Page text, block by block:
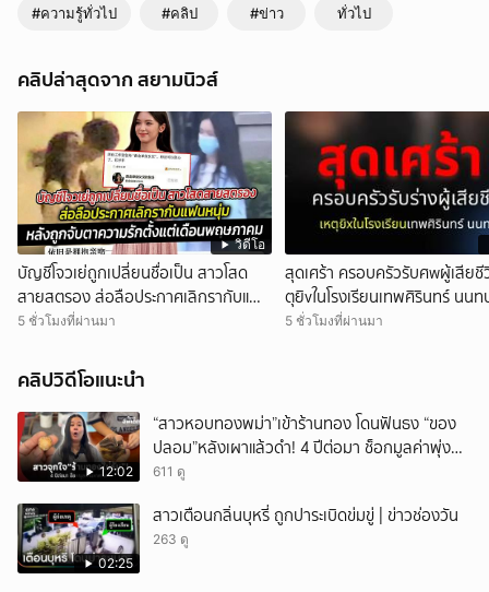
#ความรู้ทั่วไป #คลิป #ข่าว ทั่วไป
คลิปล่าสุดจาก สยามนิวส์
วิดีโอ
บัญชีโจวเย่ถูกเปลี่ยนชื่อเป็น สาวโสด
สายสตรอง ส่อลือประกาศเลิกรากับแฟน
หนุ่ม
5 ชั่วโมงที่ผ่านมา
สุดเศร้า ครอบครัวรับศwผู้เสียชี
ตุยิvในโรงเรียนเทพศิรินทร์ นนท
5 ชั่วโมงที่ผ่านมา
คลิปวิดีโอแนะนำ
12:02
“สาวหอบทองพม่า”เข้าร้านทอง โดนฟันธง “ของ
ปลอม”หลังเผาแล้วดำ! 4 ปีต่อมา ช็อกมูลค่าพุ่ง
มหาศาล!
611 ดู
02:25
สาวเตือนกลิ่นบุหรี่ ถูกปาระเบิดข่มขู่ | ข่าวช่องวัน
263 ดู